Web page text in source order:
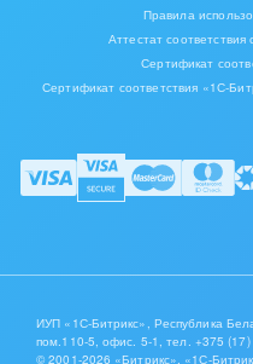
Правила
Аттестат
Сертификат
Сертификат соответствия «1С-
ИУП «1С-Битрикс», Республика
пом.110-5, офис. 5-1,тел. +375
© 2001-2026 «Битрикс», «1С-